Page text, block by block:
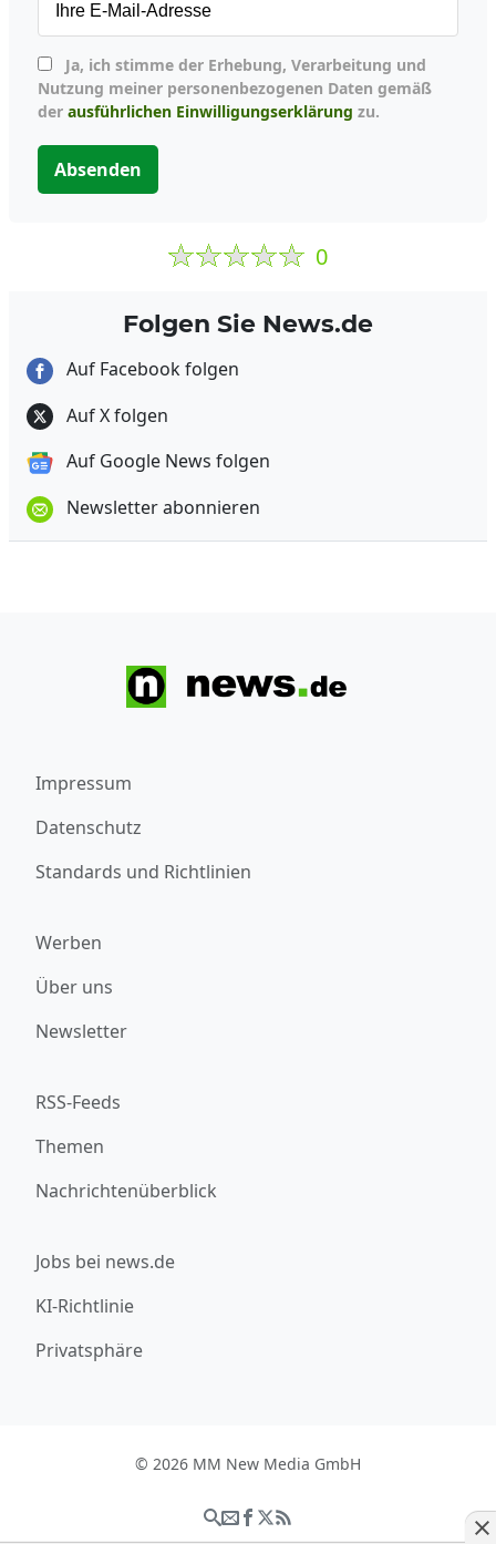
Nutzung meiner personenbezogenen Daten gemäß
der ausführlichen Einwilligungserklärung zu.
Absenden
0
Folgen Sie News.de
Auf Facebook folgen
Auf X folgen
Auf Google News folgen
Newsletter abonnieren
Impressum
Datenschutz
Standards und Richtlinien
Werben
Über uns
Newsletter
RSS-Feeds
Themen
Nachrichtenüberblick
Jobs bei news.de
KI-Richtlinie
Privatsphäre
© 2026 MM New Media GmbH